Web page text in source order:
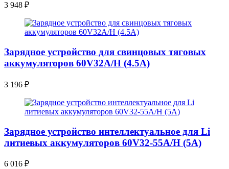
3 948 ₽
Зарядное устройство для свинцовых тяговых
аккумуляторов 60V32A/H (4.5A)
3 196 ₽
Зарядное устройство интеллектуальное для Li
литиевых аккумуляторов 60V32-55A/H (5A)
6 016 ₽